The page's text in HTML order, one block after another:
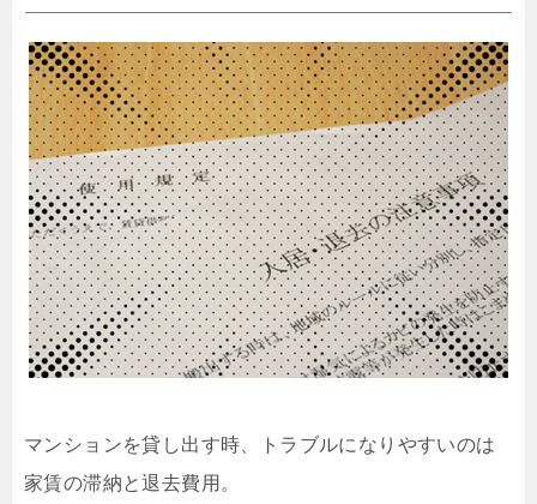
マンションを貸し出す時、トラブルになりやすいのは
家賃の滞納と退去費用。